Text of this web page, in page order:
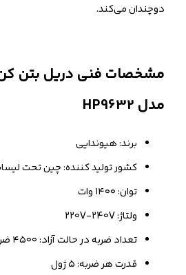
دوچندان می‌کند.
مشخصات فنی دریل بتن
مدل HP9632
برند: هیوندایی
کشور تولید کننده: چین تحت
توان: ۱۴۰۰ وات
ولتاژ: 220V-240V
تعداد ضربه در حالت آزاد: ۴۵۰۰ ضربه در دقیقه
قدرت هر ضربه: ۵ ژول